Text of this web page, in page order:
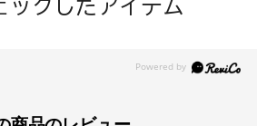
ックしたアイテム